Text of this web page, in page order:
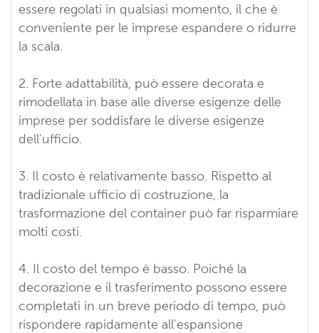
essere regolati in qualsiasi momento, il che è
conveniente per le imprese espandere o ridurre
la scala.
2. Forte adattabilità, può essere decorata e
rimodellata in base alle diverse esigenze delle
imprese per soddisfare le diverse esigenze
dell'ufficio.
3. Il costo è relativamente basso. Rispetto al
tradizionale ufficio di costruzione, la
trasformazione del container può far risparmiare
molti costi.
4. Il costo del tempo è basso. Poiché la
decorazione e il trasferimento possono essere
completati in un breve periodo di tempo, può
rispondere rapidamente all'espansione